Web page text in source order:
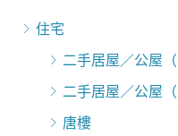
住宅
二手居屋／公屋（
二手居屋／公屋（
唐樓